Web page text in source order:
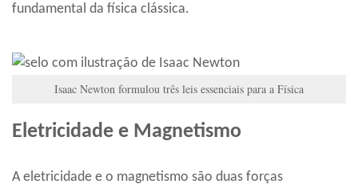
fundamental da física clássica.
Isaac Newton formulou três leis essenciais para a Física
Eletricidade e Magnetismo
A eletricidade e o magnetismo são duas forças